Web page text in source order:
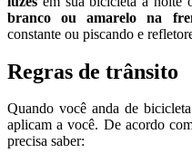
branco ou amarelo na
constante ou piscando e
Regras de trânsito
Quando você anda de
aplicam a você. De acordo
precisa saber: